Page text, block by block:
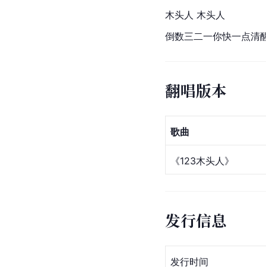
木头人 木头人
倒数三二一你快一点清
翻唱版本
歌曲
《123木头人 》
发行信息
发行时间